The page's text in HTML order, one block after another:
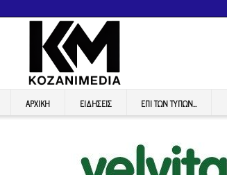
ΑΡΧΙΚΉ ΕΙΔΉΣΕΙΣ ΕΠI ΤΩΝ ΤΥΠΩΝ…